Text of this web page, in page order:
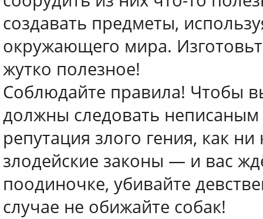
создавать предметы,
окружающего мира.
жутко полезное!
Соблюдайте правила! Чтобы
должны следовать
репутация злого гения, как
злодейские законы — и вас
поодиночке, убивайте
случае не обижайте собак!